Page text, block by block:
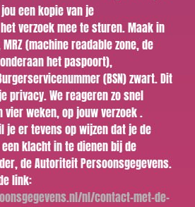
een kopie van je
verzoek mee te sturen. Maak in
(machine readable zone, de
het paspoort),
(BSN) zwart. Dit
privacy. We reageren zo snel
weken, op jouw verzoek .
je er tevens op wijzen dat je de
klacht in te dienen bij de
de Autoriteit Persoonsgegevens.
link:
nl/contact-met-de-